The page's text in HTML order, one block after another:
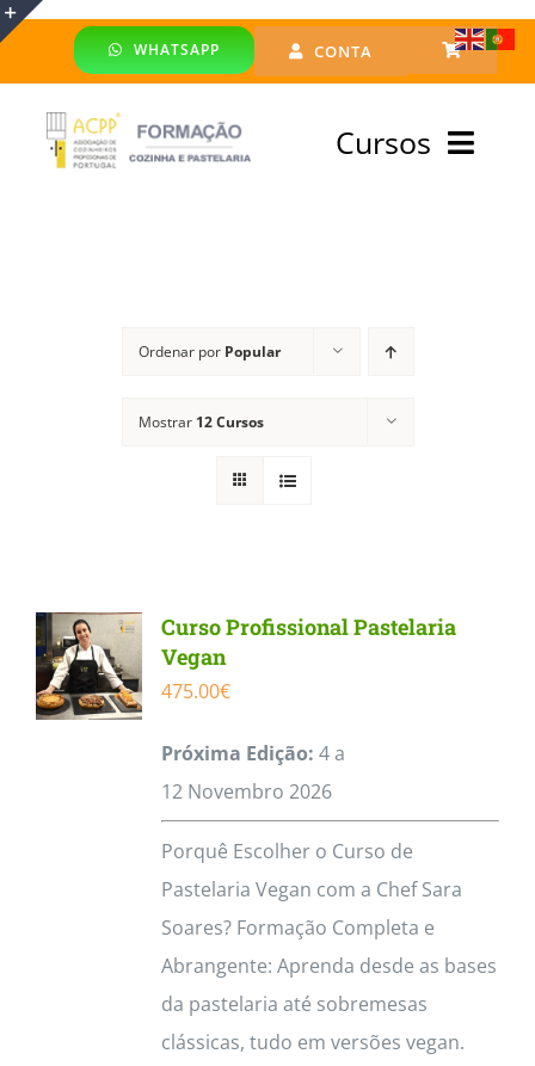
Skip
WHATSAPP CONTA
Cursos
Financiado
Ordenar por Popular
Mostrar 12 Cursos
Curso Profissional Pastelaria
Vegan
475.00€
Próxima Edição: 4 a
12 Novembro 2026
Porquê Escolher o Curso de
Pastelaria Vegan com a Chef Sara
Soares? Formação Completa e
Abrangente: Aprenda desde as bases
da pastelaria até sobremesas
clássicas, tudo em versões vegan.